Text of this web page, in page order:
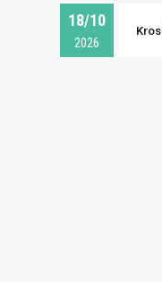
18/10
2026